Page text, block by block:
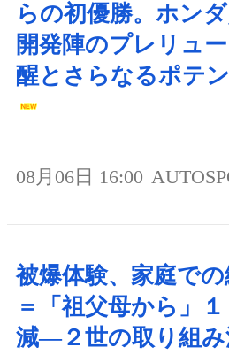
らの初優勝。ホン
開発陣のプレリュ
醒とさらなるポテ
08月06日 16:00
被爆体験、家庭で
＝「祖父母から」
減―２世の取り組み